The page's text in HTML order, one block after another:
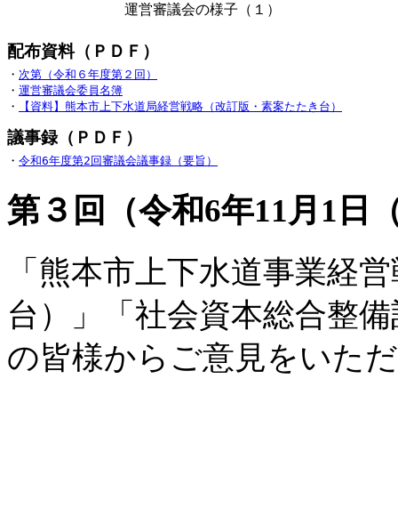
運営審議会の様子（１）
・ 次第（令和６年度第２回）
・ 運営審議会委員名簿
・
【資料】熊本市上下水道局経営戦略（改訂版・素案たたき台）
・ 令和6年度第2回審議会議事録（要旨）
第３回（令和6年11月1日
「熊本市上下水道事業経
台）」「社会資本総合整
の皆様からご意見をいた